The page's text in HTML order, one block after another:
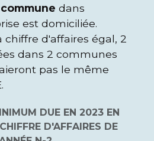
dans
est domiciliée.
d'affaires égal, 2
dans 2 communes
pas le même
DUE EN 2023 EN
D'AFFAIRES DE